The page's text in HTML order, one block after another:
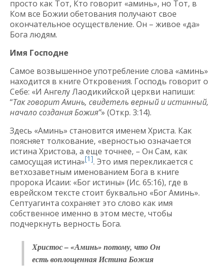
просто как Тот, Кто говорит «аминь», но Тот, в
Ком все Божии обетования получают свое
окончательное осуществление. Он – живое «да»
Бога людям.
Имя Господне
Самое возвышенное употребление слова «аминь»
находится в книге Откровения. Господь говорит о
Себе: «И Ангелу Лаодикийской церкви напиши:
“Так говорит Аминь, свидетель верный и истинный,
начало создания Божия”» (Откр. 3:14).
Здесь «Аминь» становится именем Христа. Как
поясняет толкование, «верностью означается
истина Христова, а еще точнее, – Он Сам, как
самосущая истина»[1]. Это имя перекликается с
ветхозаветным именованием Бога в книге
пророка Исаии: «Бог истины» (Ис. 65:16), где в
еврейском тексте стоит буквально «Бог Аминь».
Септуагинта сохраняет это слово как имя
собственное именно в этом месте, чтобы
подчеркнуть верность Бога.
Христос – «Аминь» потому, что Он
есть воплощенная Истина Божия